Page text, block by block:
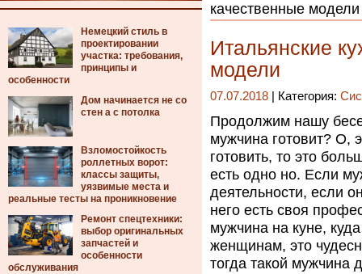
Немецкий стиль в
проектировании
участка: требования,
принципы и
особенности
Дом начинается не со
стен а с потолка
Взломостойкость
роллетных ворот:
классы защиты,
уязвимые места и
реальные тесты на проникновение
Ремонт спецтехники:
выбор оригинальных
запчастей и
особенности
обслуживания
качественные модели
Итальянские
модели
07.07.2018 | Категория:
Продолжим нашу
мужчина готовит? О,
готовить, то это
есть одно но. Если
деятельности, если
него есть своя
мужчина на куне,
женщинам, это
тогда такой мужчина